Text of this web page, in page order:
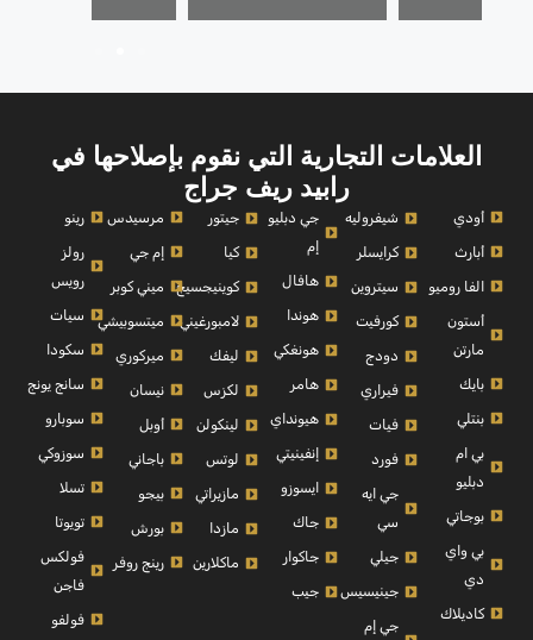
العلامات التجارية التي نقوم بإصلاحها في
رابيد ريف جراج
أودي
أبارث
الفا روميو
أستون
مارتن
بايك
بنتلي
بي ام
دبليو
بوجاتي
بي واي
دي
كاديلاك
شيفروليه
كرايسلر
سيتروين
كورفيت
دودج
فيراري
فيات
فورد
جي ايه
سي
جيلي
جينيسيس
جي إم
جي دبليو
إم
هافال
هوندا
هونغكي
هامر
هيونداي
إنفينيتي
ايسوزو
جاك
جاكوار
جيب
جيتور
كيا
كوينيجسيج
لامبورغيني
ليفك
لكزس
لينكولن
لوتس
مازيراتي
مازدا
ماكلارين
مرسيدس
إم جي
ميني كوبر
ميتسوبيشي
ميركوري
نيسان
أوبل
باجاني
بيجو
بورش
رينج روفر
رينو
رولز
رويس
سيات
سكودا
سانج يونج
سوبارو
سوزوكي
تسلا
تويوتا
فولكس
فاجن
فولفو